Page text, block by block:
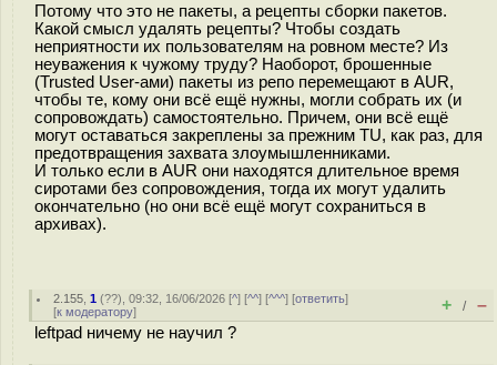
Потому что это не пакеты, а рецепты сборки пакетов.
Какой смысл удалять рецепты? Чтобы создать
неприятности их пользователям на ровном месте? Из
неуважения к чужому труду? Наоборот, брошенные
(Trusted User-ами) пакеты из репо перемещают в AUR,
чтобы те, кому они всё ещё нужны, могли собрать их (и
сопровождать) самостоятельно. Причем, они всё ещё
могут оставаться закреплены за прежним TU, как раз, для
предотвращения захвата злоумышленниками.
И только если в AUR они находятся длительное время
сиротами без сопровождения, тогда их могут удалить
окончательно (но они всё ещё могут сохраниться в
архивах).
2.155 ,1 (??), 09:32, 16/06/2026 [^] [^^] [^^^] [ответить]
[к модератору] + / –
leftpad ничему не научил ?